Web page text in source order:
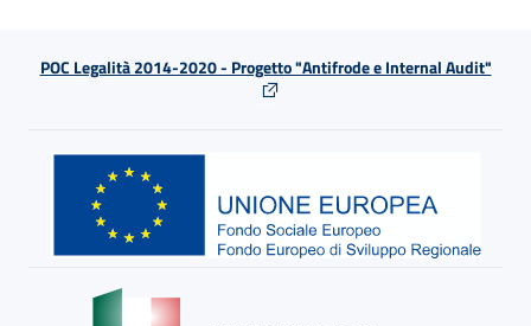
POC Legalità 2014-2020 - Progetto "Antifrode e Internal Audit"